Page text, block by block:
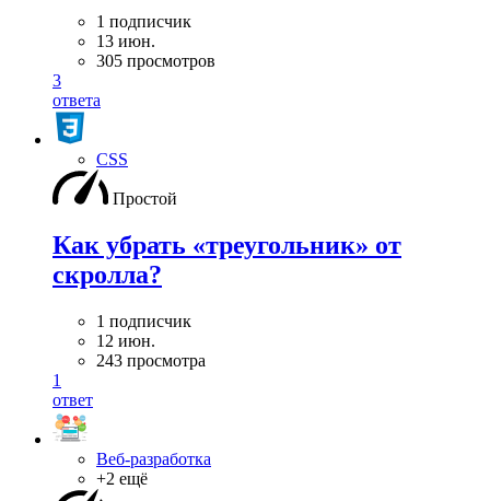
1 подписчик
13 июн.
305 просмотров
3
ответа
CSS
Простой
Как убрать «треугольник» от
скролла?
1 подписчик
12 июн.
243 просмотра
1
ответ
Веб-разработка
+2 ещё